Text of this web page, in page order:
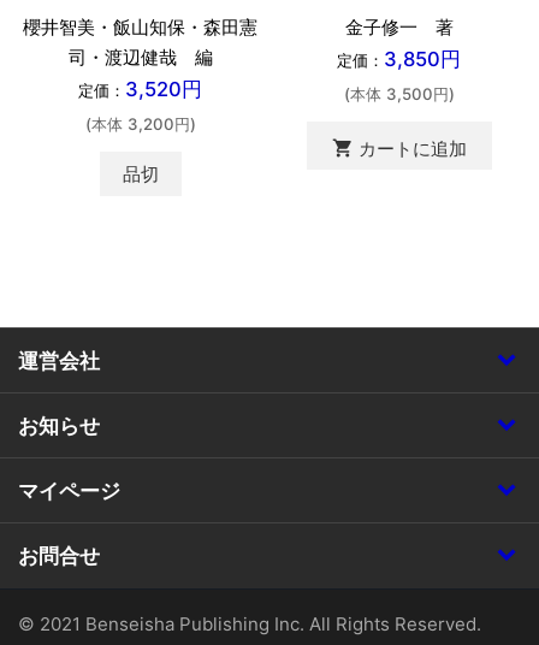
櫻井智美・飯山知保・森田憲
司・渡辺健哉 編
定価： 3,520円
(本体 3,200円)
品切
金子修一 著
定価： 3,850円
(本体 3,500円)
shopping_cart カートに追加
運営会社
お知らせ
マイページ
お問合せ
© 2021 Benseisha Publishing Inc. All Rights Reserved.